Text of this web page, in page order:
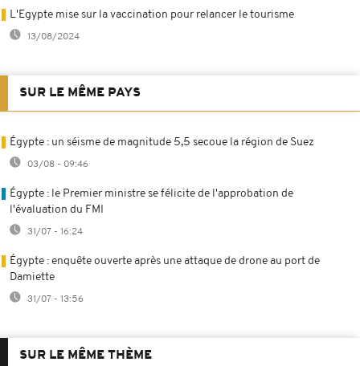
L'Egypte mise sur la vaccination pour relancer le tourisme
13/08/2024
SUR LE MÊME PAYS
Égypte : un séisme de magnitude 5,5 secoue la région de Suez
03/08 - 09:46
Égypte : le Premier ministre se félicite de l'approbation de
l'évaluation du FMI
31/07 - 16:24
Égypte : enquête ouverte après une attaque de drone au port de
Damiette
31/07 - 13:56
SUR LE MÊME THÈME